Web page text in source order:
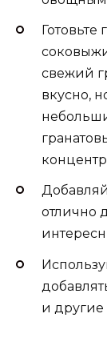
Готовьте
свежий
вкусно,
отлично
и